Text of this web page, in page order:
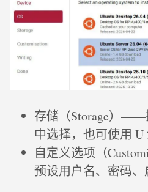
存储（Storage）——
中选择，也可使用 U
自定义选项（
预设用户名、密码、